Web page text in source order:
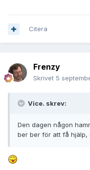
Citera
Frenzy
Skrivet 5
Vice. skrev:
Den dagen någon
ber ber för att få hjälp,